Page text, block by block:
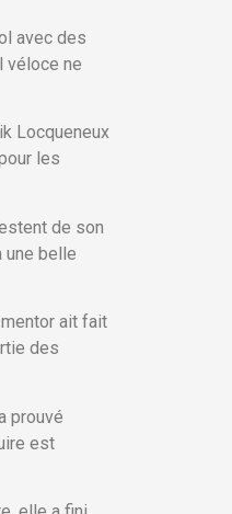
avec des
véloce ne
Locqueneux
les
de son
une belle
ait fait
des
prouvé
est